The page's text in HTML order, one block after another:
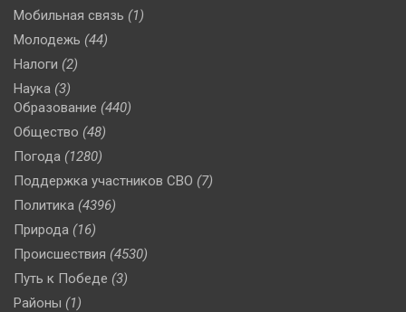
Мобильная связь (1)
Молодежь (44)
Налоги (2)
Наука (3)
Образование (440)
Общество (48)
Погода (1280)
Поддержка участников СВО (7)
Политика (4396)
Природа (16)
Происшествия (4530)
Путь к Победе (3)
Районы (1)